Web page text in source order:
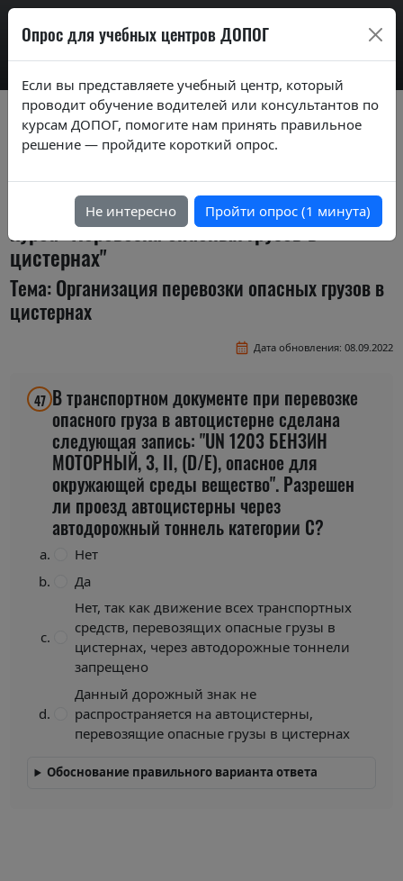
AdrExam
Вопросы экзаменационных билетов по
курсам ДОПОГ ver. 2020
Экзаменационные задания (тестовые
вопросы) по темам специализированного
курса "Перевозка опасных грузов в
цистернах"
Тема: Организация перевозки опасных грузов в
цистернах
Дата обновления: 08.09.2022
47 В транспортном документе при перевозке
опасного груза в автоцистерне сделана
следующая запись: "UN 1203 БЕНЗИН
МОТОРНЫЙ, 3, II, (D/E), опасное для
окружающей среды вещество". Разрешен
ли проезд автоцистерны через
автодорожный тоннель категории С?
Нет
Да
Нет, так как движение всех транспортных
средств, перевозящих опасные грузы в
цистернах, через автодорожные тоннели
запрещено
Данный дорожный знак не
распространяется на автоцистерны,
перевозящие опасные грузы в цистернах
Обоснование правильного варианта ответа
Опрос для учебных центров ДОПОГ
Если вы представляете учебный центр, который
проводит обучение водителей или консультантов по
курсам ДОПОГ, помогите нам принять правильное
решение — пройдите короткий опрос.
Не интересно Пройти опрос (1 минута)